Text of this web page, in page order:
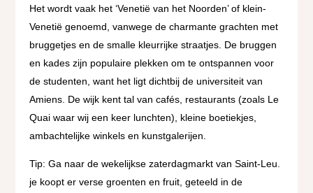
Het wordt vaak het ‘Venetië van het Noorden’ of klein-
Venetië genoemd, vanwege de charmante grachten met
bruggetjes en de smalle kleurrijke straatjes. De bruggen
en kades zijn populaire plekken om te ontspannen voor
de studenten, want het ligt dichtbij de universiteit van
Amiens. De wijk kent tal van cafés, restaurants (zoals Le
Quai waar wij een keer lunchten), kleine boetiekjes,
ambachtelijke winkels en kunstgalerijen.
Tip: Ga naar de wekelijkse zaterdagmarkt van Saint-Leu.
je koopt er verse groenten en fruit, geteeld in de